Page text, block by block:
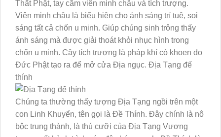
Thất Phật, tay cầm viên minh châu và tích trượng.
Viên minh châu là biểu hiện cho ánh sáng trí tuệ, soi
sáng tất cả chốn u minh. Giúp chúng sinh trông thấy
ánh sáng mà được giải thoát khỏi nhục hình trong
chốn u minh. Cây tích trượng là pháp khí có khoen do
Đức Phật tạo ra để mở cửa Địa ngục. Địa Tạng đế
thính
Chúng ta thường thấy tượng Địa Tạng ngồi trên một
con Linh Khuyển, tên gọi là Đề Thính. Đây chính là nô
bộc trung thành, là thú cưỡi của Địa Tạng Vương